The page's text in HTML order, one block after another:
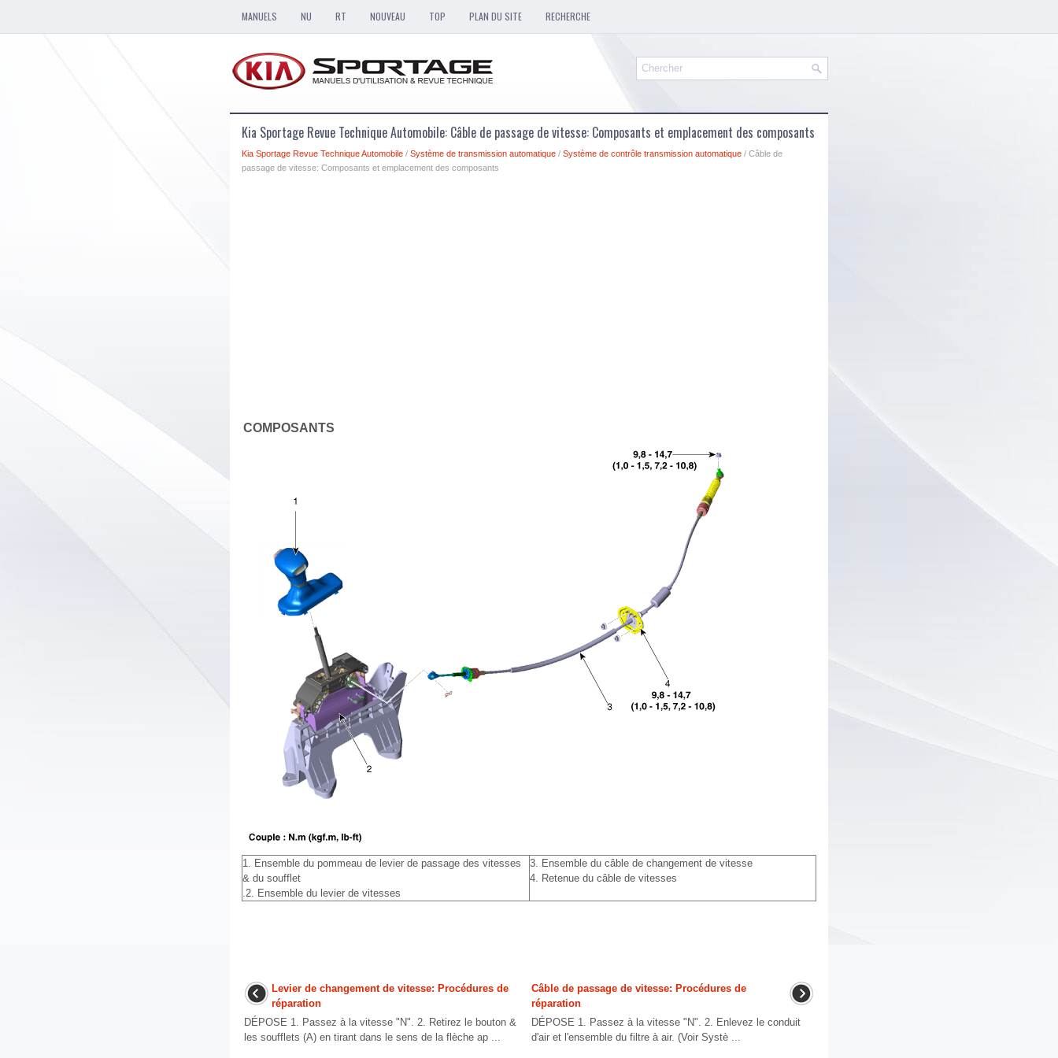
MANUELS NU RT NOUVEAU TOP PLAN DU SITE RECHERCHE
Kia Sportage Revue Technique Automobile: Câble de passage de vitesse: Composants et emplacement des composants
Kia Sportage Revue Technique Automobile / Système de transmission automatique / Système de contrôle transmission automatique / Câble de
passage de vitesse: Composants et emplacement des composants
COMPOSANTS
1. Ensemble du pommeau de levier de passage des vitesses
& du soufflet
.2. Ensemble du levier de vitesses
3. Ensemble du câble de changement de vitesse
4. Retenue du câble de vitesses
Levier de changement de vitesse: Procédures de
réparation
DÉPOSE 1. Passez à la vitesse "N". 2. Retirez le bouton &
les soufflets (A) en tirant dans le sens de la flèche ap ...
Câble de passage de vitesse: Procédures de
réparation
DÉPOSE 1. Passez à la vitesse "N". 2. Enlevez le conduit
d'air et l'ensemble du filtre à air. (Voir Systè ...